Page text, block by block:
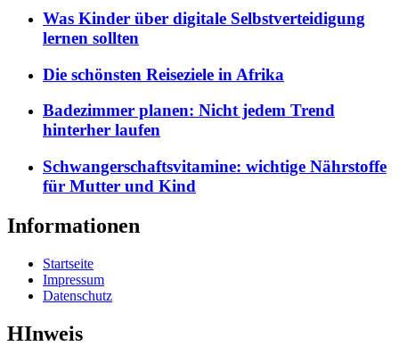
Was Kinder über digitale Selbstverteidigung
lernen sollten
Die schönsten Reiseziele in Afrika
Badezimmer planen: Nicht jedem Trend
hinterher laufen
Schwangerschaftsvitamine: wichtige Nährstoffe
für Mutter und Kind
Informationen
Startseite
Impressum
Datenschutz
HInweis